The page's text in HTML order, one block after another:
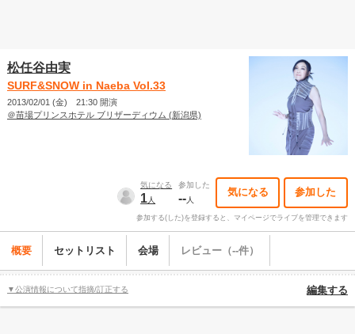
松任谷由実
SURF&SNOW in Naeba Vol.33
2013/02/01 (金) 21:30 開演
＠苗場プリンスホテル ブリザーディウム (新潟県)
気になる
1人
参加した
--人
気になる 参加した
参加する(した)を登録すると、マイページでライブを管理できます
概要 セットリスト 会場 レビュー（--件）
▼公演情報について指摘/訂正する 編集する